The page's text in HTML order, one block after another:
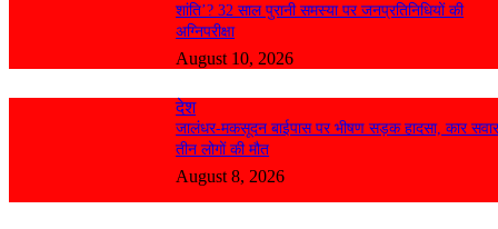
शांति’? 32 साल पुरानी समस्या पर जनप्रतिनिधियों की
अग्निपरीक्षा
August 10, 2026
देश
जालंधर-मकसूदन बाईपास पर भीषण सड़क हादसा, कार
तीन लोगों की मौत
August 8, 2026